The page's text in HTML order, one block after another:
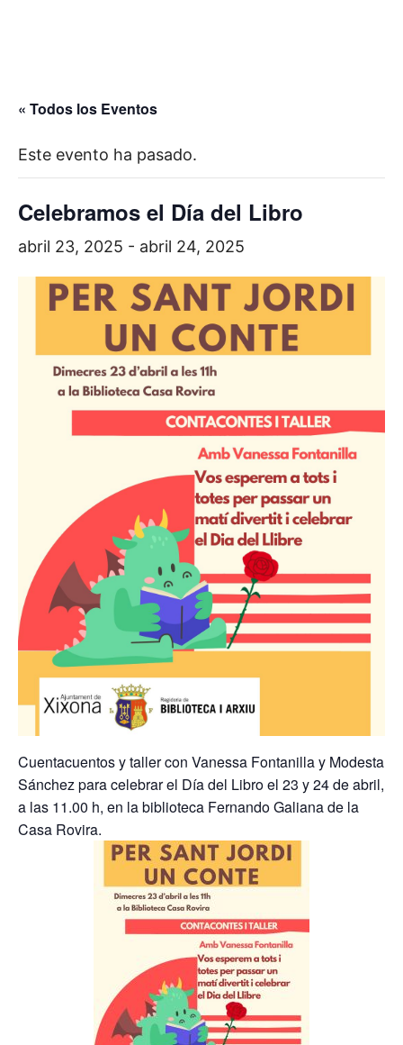
« Todos los Eventos
Este evento ha pasado.
Celebramos el Día del Libro
abril 23, 2025 - abril 24, 2025
Cuentacuentos y taller con Vanessa Fontanilla y Modesta
Sánchez para celebrar el Día del Libro el 23 y 24 de abril,
a las 11.00 h, en la biblioteca Fernando Galiana de la
Casa Rovira.